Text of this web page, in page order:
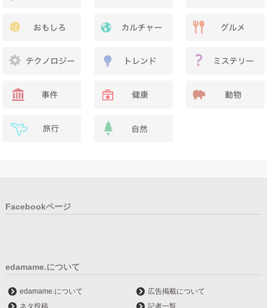
Facebookページ
edamame.について
edamame.について
広告掲載について
ネタ投稿
記者一覧